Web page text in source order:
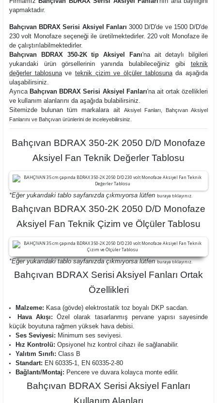
yapmaktadır.
Bahçıvan BDRAX Serisi Aksiyel Fanları 3000 D/D'de ve 1500 D/D'de
230 volt Monofaze seçeneği ile üretilmektedirler. 220 volt Monofaze ile
de çalıştırılabilmektedirler.
Bahçıvan BDRAX 350-2K tip Aksiyel Fanı'na ait detaylı bilgileri
yukarıdaki ürün görsellerinin yanında bulabileceğiniz gibi teknik
değerler tablosunaveteknik çizim ve ölçüler tablosunada aşağıda
ulaşabilirsiniz.
Ayrıca Bahçıvan BDRAX Serisi Aksiyel Fanları'na ait ortak özellikleri
ve kullanım alanlarını da aşağıda bulabilirsiniz.
Sitemizde bulunan tüm markalara ait
Aksiyel Fanları, Bahçıvan Aksiyel
Fanlarını ve Bahçıvan ürünlerini de inceleyebilirsiniz.
Bahçıvan BDRAX 350-2K 2050 D/D Monofaze
Aksiyel Fan Teknik Değerler Tablosu
*Eğer yukarıdaki tablo sayfanızda çıkmıyorsa lütfen buraya tıklayınız.
Bahçıvan BDRAX 350-2K 2050 D/D Monofaze
Aksiyel Fan Teknik Çizim ve Ölçüler Tablosu
*Eğer yukarıdaki tablo sayfanızda çıkmıyorsa lütfenburaya tıklayınız.
Bahçıvan BDRAX Serisi Aksiyel Fanları Ortak
Özellikleri
Malzeme: Kasa (gövde) elektrostatik toz boyalı DKP sacdan.
Hava Akışı: Özel olarak tasarlanmış pervane yapısı sayesinde
küçük boyutuna rağmen yüksek hava debisi.
Ses Seviyesi: Minimum ses seviyesi.
Hız Kontrolü: Opsiyonel hız kontrol cihazı ile sağlanabilir.
Yalıtım Sınıfı: Class B
Standart: EN 60335-1, EN 60335-2-80
Bağlantı/Montaj: Pencere ve duvara kolayca monte edilir.
Bahçıvan BDRAX Serisi Aksiyel Fanları
Kullanım Alanları